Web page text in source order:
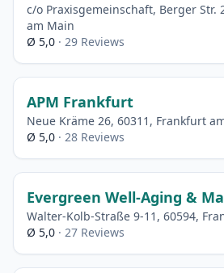
c/o Praxisgemeinschaft, Berger Str.
am Main
Ø 5,0 · 29 Reviews
APM Frankfurt
Neue Kräme 26, 60311, Frankfurt
Ø 5,0 · 28 Reviews
Evergreen Well-Aging &
Walter-Kolb-Straße 9-11, 60594,
Ø 5,0 · 27 Reviews